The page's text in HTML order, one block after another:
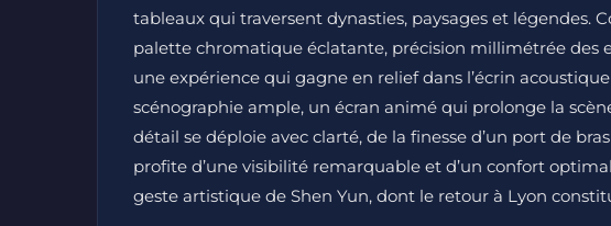
tableaux qui traversent dynasties, paysages et légendes.
palette chromatique éclatante, précision millimétrée des
une expérience qui gagne en relief dans l’écrin
scénographie ample, un écran animé qui prolonge la
détail se déploie avec clarté, de la finesse d’un port de
profite d’une visibilité remarquable et d’un confort
geste artistique de Shen Yun, dont le retour à Lyon